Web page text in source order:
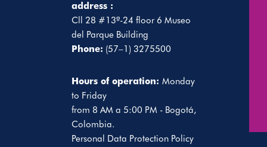
address :
Cll 28 #13ª-24 floor 6 Museo
del Parque Building
Phone: (57–1) 3275500
Hours of operation: Monday
to Friday
from 8 AM a 5:00 PM - Bogotá,
Colombia.
Personal Data Protection Policy